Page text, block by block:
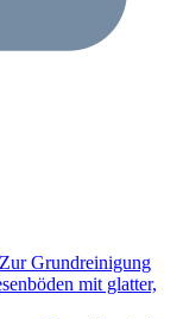
Grundreinigung
mit glatter,